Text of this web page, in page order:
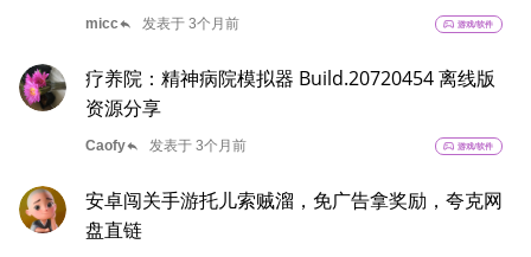
miccreply 发表于 3个月前 sports_esports 游戏/软件
疗养院：精神病院模拟器 Build.20720454 离线版
资源分享
Caofyreply 发表于 3个月前 sports_esports 游戏/软件
安卓闯关手游托儿索贼溜，免广告拿奖励，夸克网
盘直链